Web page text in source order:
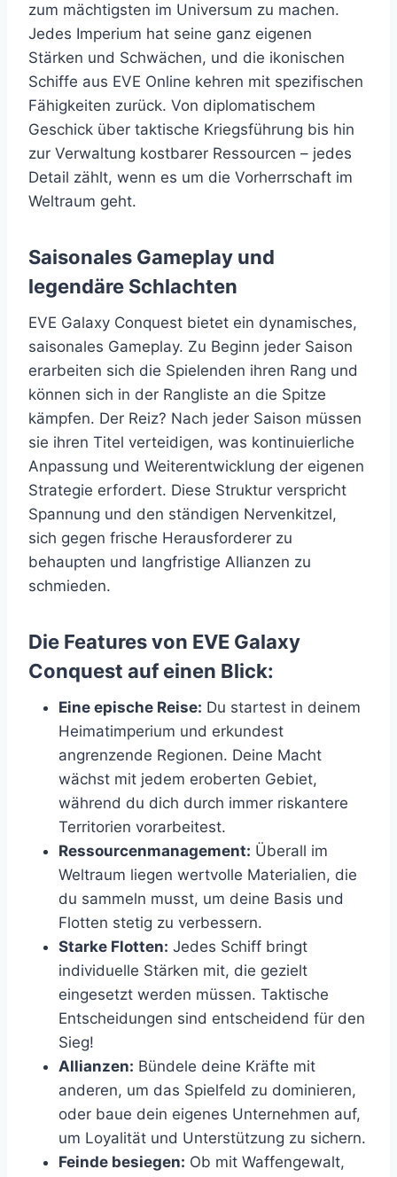
zum mächtigsten im Universum zu machen.
Jedes Imperium hat seine ganz eigenen
Stärken und Schwächen, und die ikonischen
Schiffe aus EVE Online kehren mit spezifischen
Fähigkeiten zurück. Von diplomatischem
Geschick über taktische Kriegsführung bis hin
zur Verwaltung kostbarer Ressourcen – jedes
Detail zählt, wenn es um die Vorherrschaft im
Weltraum geht.
Saisonales Gameplay und
legendäre Schlachten
EVE Galaxy Conquest bietet ein dynamisches,
saisonales Gameplay. Zu Beginn jeder Saison
erarbeiten sich die Spielenden ihren Rang und
können sich in der Rangliste an die Spitze
kämpfen. Der Reiz? Nach jeder Saison müssen
sie ihren Titel verteidigen, was kontinuierliche
Anpassung und Weiterentwicklung der eigenen
Strategie erfordert. Diese Struktur verspricht
Spannung und den ständigen Nervenkitzel,
sich gegen frische Herausforderer zu
behaupten und langfristige Allianzen zu
schmieden.
Die Features von EVE Galaxy
Conquest auf einen Blick:
Eine epische Reise: Du startest in deinem
Heimatimperium und erkundest
angrenzende Regionen. Deine Macht
wächst mit jedem eroberten Gebiet,
während du dich durch immer riskantere
Territorien vorarbeitest.
Ressourcenmanagement: Überall im
Weltraum liegen wertvolle Materialien, die
du sammeln musst, um deine Basis und
Flotten stetig zu verbessern.
Starke Flotten: Jedes Schiff bringt
individuelle Stärken mit, die gezielt
eingesetzt werden müssen. Taktische
Entscheidungen sind entscheidend für den
Sieg!
Allianzen: Bündele deine Kräfte mit
anderen, um das Spielfeld zu dominieren,
oder baue dein eigenes Unternehmen auf,
um Loyalität und Unterstützung zu sichern.
Feinde besiegen: Ob mit Waffengewalt,